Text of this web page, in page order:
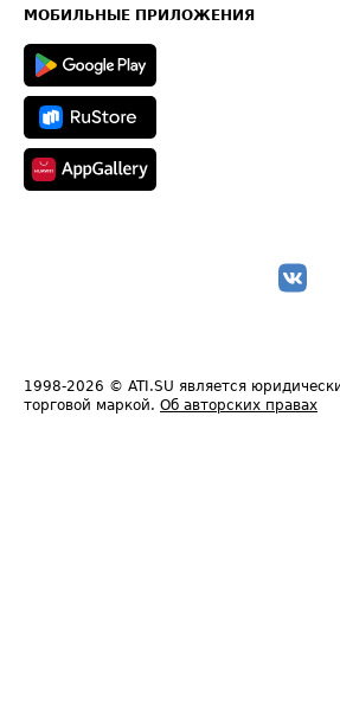
Техническая информация
МОБИЛЬНЫЕ ПРИЛОЖЕНИЯ
1998-2026 © ATI.SU является
торговой маркой. Об авторских правах